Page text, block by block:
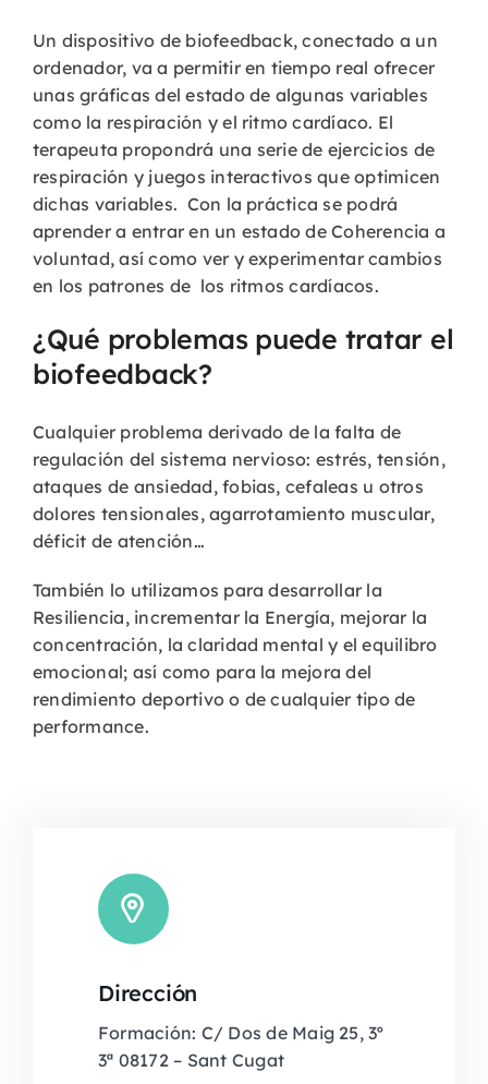
Un dispositivo de biofeedback, conectado a un
ordenador, va a permitir en tiempo real ofrecer
unas gráficas del estado de algunas variables
como la respiración y el ritmo cardíaco. El
terapeuta propondrá una serie de ejercicios de
respiración y juegos interactivos que optimicen
dichas variables. Con la práctica se podrá
aprender a entrar en un estado de Coherencia a
voluntad, así como ver y experimentar cambios
en los patrones de los ritmos cardíacos.
¿Qué problemas puede tratar el
biofeedback?
Cualquier problema derivado de la falta de
regulación del sistema nervioso: estrés, tensión,
ataques de ansiedad, fobias, cefaleas u otros
dolores tensionales, agarrotamiento muscular,
déficit de atención…
También lo utilizamos para desarrollar la
Resiliencia, incrementar la Energía, mejorar la
concentración, la claridad mental y el equilibro
emocional; así como para la mejora del
rendimiento deportivo o de cualquier tipo de
performance.
Dirección
Formación: C/ Dos de Maig 25, 3º
3ª 08172 – Sant Cugat